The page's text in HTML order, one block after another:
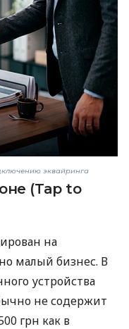
эквайринга
(Tap to
на
малый бизнес. В
устройства
не содержит
грн как в